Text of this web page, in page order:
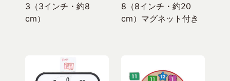
3（3インチ・約8
cm）
8（8インチ・約20
cm）マグネット付き